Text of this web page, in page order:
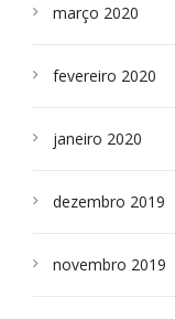
março 2020
fevereiro 2020
janeiro 2020
dezembro 2019
novembro 2019